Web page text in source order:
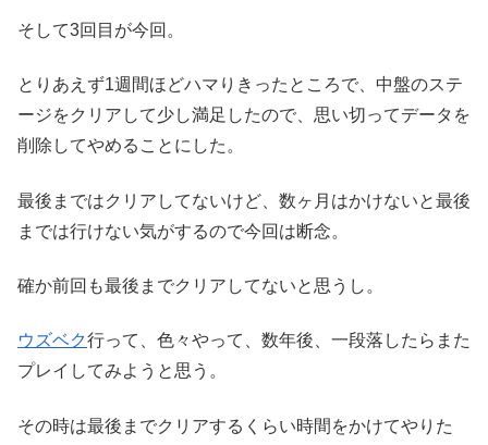
そして3回目が今回。
とりあえず1週間ほどハマりきったところで、中盤のステ
ージをクリアして少し満足したので、思い切ってデータを
削除してやめることにした。
最後まではクリアしてないけど、数ヶ月はかけないと最後
までは行けない気がするので今回は断念。
確か前回も最後までクリアしてないと思うし。
ウズベク行って、色々やって、数年後、一段落したらまた
プレイしてみようと思う。
その時は最後までクリアするくらい時間をかけてやりた